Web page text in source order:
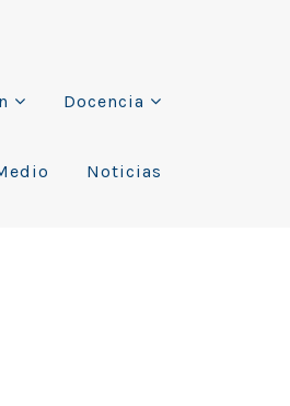
Docencia
Noticias